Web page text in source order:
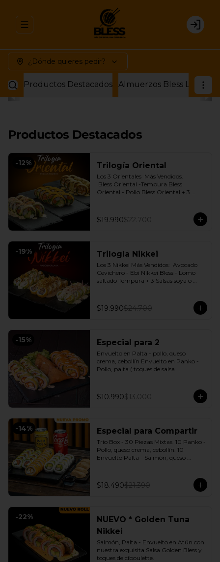
Abrir menu de navegación Login
¿Dónde quieres pedir?
Productos Destacados
Productos Destacados
-12% Trilogía Oriental
Los 3 Orientales  Más Vendidos.
Bless Oriental -Tempura Bless
Oriental - Pollo Bless Oriental + 3
$19.990$22.700
-19% Trilogía Nikkei
Los 3 Nikkei Más Vendidos:  Avocado
Cevichero - Ebi Nikkei Bless - Lomo
saltado Tempura + 3 Salsas soya o
$19.990$24.700
-15% Especial para 2
Envuelto en Palta - pollo, queso
crema, cebollín Envuelto en Panko -
Pollo, palta ( toques de salsa
2 Salsa soya
$10.990$13.000
-14% Especial para Compartir
Trio Box - 30 Piezas Mixtas. 10 Panko -
Pollo, queso crema, cebollín. 10
Envuelto Palta - Salmón, queso
2 Bebidas Elección | 3 Salsas a Elección
Soya o Agridulce Bless.
$18.490$21.390
-22%
NUEVO * Golden Tuna
Nikkei
Salmón, Palta - Envuelto en Atún con
nuestra exquisita Salsa Golden Bless y
toques de ciboulette.